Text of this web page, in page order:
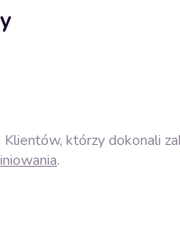
którzy dokonali
.